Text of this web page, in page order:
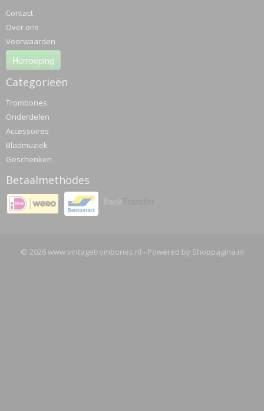
Contact
Over ons
Voorwaarden
Herroeping
Categorieën
Trombones
Onderdelen
Accessoires
Bladmuziek
Geschenken
Betaalmethodes
© 2026 www.vintagetrombones.nl - Powered by Shoppagina.nl